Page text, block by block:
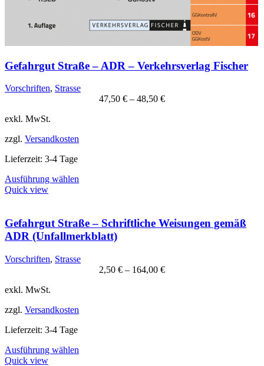
Gefahrgut Straße – ADR – Verkehrsverlag Fischer
Vorschriften, Strasse
47,50 € – 48,50 €
exkl. MwSt.
zzgl. Versandkosten
Lieferzeit: 3-4 Tage
Ausführung wählen
Varianten
auf.
Die
können
werden
Quick view
Gefahrgut Straße – Schriftliche Weisungen gemäß
ADR (Unfallmerkblatt)
Vorschriften, Strasse
2,50 € – 164,00 €
exkl. MwSt.
zzgl. Versandkosten
Lieferzeit: 3-4 Tage
Ausführung wählen
Quick view